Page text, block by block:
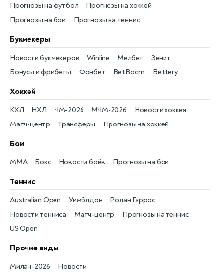
Прогнозы на футбол
Прогнозы на хоккей
Прогнозы на бои Прогнозы на теннис
Букмекеры
Бонусы и фрибеты
Новости букмекеров
Фонбет
Winline
BetBoom
Мелбет
Bettery
Зенит
Хоккей
Новости хоккея
КХЛ
Матч-центр
НХЛ
Трансферы
ЧМ-2026
Прогнозы на хоккей
МЧМ-2026
Бои
Новости боёв
MMA Прогнозы на бои
Бокс
Теннис
Новости тенниса
Australian Open
Матч-центр
Уимблдон
Прогнозы на теннис
Ролан Гаррос
US Open
Прочие виды
Новости
Милан-2026